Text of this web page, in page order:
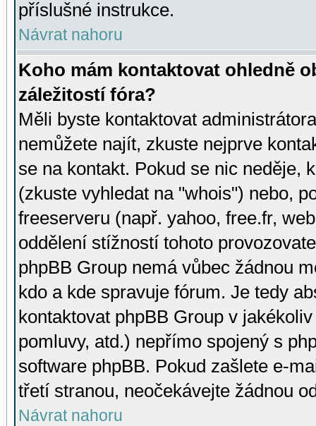
příslušné instrukce.
Návrat nahoru
Koho mám kontaktovat ohledně
záležitostí fóra?
Měli byste kontaktovat
nemůžete najít, zkuste nejprve
se na kontakt. Pokud se nic neděje,
(zkuste vyhledat na "whois") nebo,
freeserveru (např. yahoo, free.fr,
oddělení stížností tohoto
phpBB Group nemá vůbec žádnou
kdo a kde spravuje fórum. Je tedy
kontaktovat phpBB Group v
pomluvy, atd.) nepřímo spojený s
software phpBB. Pokud zašlete e-
třetí stranou, neočekávejte žádnou
Návrat nahoru